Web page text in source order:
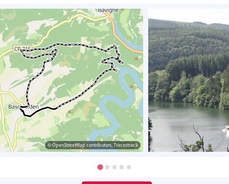
© OpenStreetMap contributors, Tracestrack